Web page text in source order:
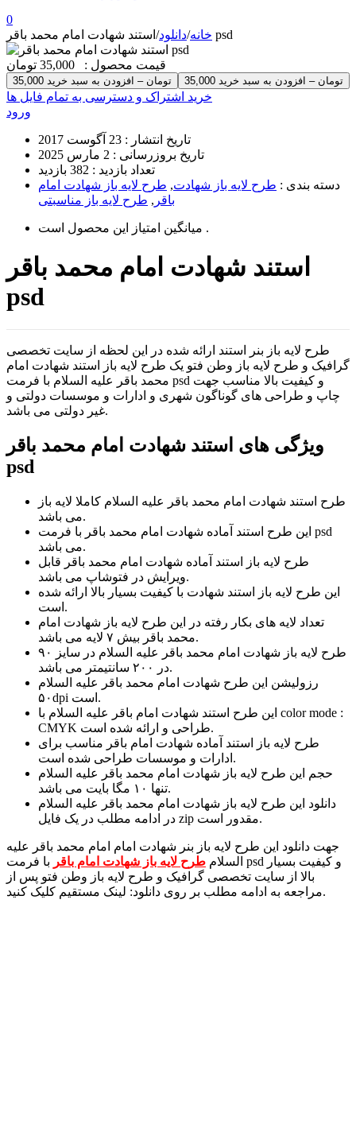
0
خانه/دانلود/ استند شهادت امام محمد باقر psd
قیمت محصول : 35,000 تومان
35,000 تومان – افزودن به سبد خرید
خرید اشتراک و دسترسی به تمام فایل ها
ورود
تاریخ انتشار : 23 آگوست 2017
تاریخ بروزرسانی : 2 مارس 2025
تعداد بازدید : 382 بازدید
دسته بندی : طرح لایه باز شهادت, طرح لایه باز شهادت امام
باقر , طرح لایه باز مناسبتی
میانگین امتیاز این محصول است .
استند شهادت امام محمد باقر
psd
طرح لایه باز بنر استند ارائه شده در این لحظه از سایت تخصصی
گرافیک و طرح لایه باز وطن فتو یک طرح لایه باز استند شهادت امام
محمد باقر علیه السلام با فرمت psd و کیفیت بالا مناسب جهت
چاپ و طراحی های گوناگون شهری و ادارات و موسسات دولتی و
غیر دولتی می باشد.
ویژگی های استند شهادت امام محمد باقر
psd
طرح استند شهادت امام محمد باقر علیه السلام کاملا لایه باز
می باشد.
این طرح استند آماده شهادت امام محمد باقر با فرمت psd
می باشد.
طرح لایه باز استند آماده شهادت امام محمد باقر قابل
ویرایش در فتوشاپ می باشد.
این طرح لایه باز استند شهادت با کیفیت بسیار بالا ارائه شده
است.
تعداد لایه های بکار رفته در این طرح لایه باز شهادت امام
محمد باقر بیش ۷ لایه می باشد.
طرح لایه باز شهادت امام محمد باقر علیه السلام در سایز ۹۰
در ۲۰۰ سانتیمتر می باشد.
رزولیشن این طرح شهادت امام محمد باقر علیه السلام
۵۰dpi است.
این طرح استند شهادت امام باقر علیه السلام با color mode :
CMYK طراحی و ارائه شده است.
طرح لایه باز استند آماده شهادت امام باقر مناسب برای
ادارات و موسسات طراحی شده است.
حجم این طرح لایه باز شهادت امام محمد باقر علیه السلام
تنها ۱۰ مگا بایت می باشد.
دانلود این طرح لایه باز شهادت امام محمد باقر علیه السلام
در ادامه مطلب در یک فایل zip مقدور است.
جهت دانلود این طرح لایه باز بنر شهادت امام امام محمد باقر علیه
السلام طرح لایه باز شهادت امام باقر با فرمت psd و کیفیت بسیار
بالا از سایت تخصصی گرافیک و طرح لایه باز وطن فتو پس از
مراجعه به ادامه مطلب بر روی دانلود: لینک مستقیم کلیک کنید.